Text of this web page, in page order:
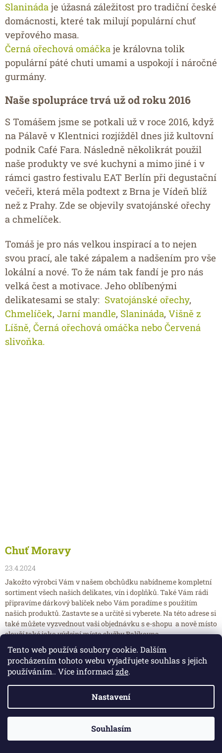
Tento web používá soubory cookie. Dalším
procházením tohoto webu vyjadřujete souhlas s jejich
používáním.. Více informacízde.
Nastavení
Souhlasím
Slanináda je úžasná záležitost pro tradiční české
domácnosti, které tak milují populární chuť
vepřového masa.
Černá ořechová omáčka je královna tolik
populární páté chuti umami a uspokojí i náročné
gurmány.
Naše spolupráce trvá už od roku 2016
S Tomášem jsme se potkali už v roce 2016, když
na Pálavě v Klentnici rozjížděl dnes již kultovní
podnik Café Fara. Následně několikrát použil
naše produkty ve své kuchyni a mimo jiné i v
rámci gastro festivalu EAT Berlín při degustační
večeři, která měla podtext z Brna je Vídeň blíž
než z Prahy. Zde se objevily svatojánské ořechy
a chmelíček.
Tomáš je pro nás velkou inspirací a to nejen
svou prací, ale také zápalem a nadšením pro vše
lokální a nové. To že nám tak fandí je pro nás
velká čest a motivace. Jeho oblíbenými
delikatesami se staly: Svatojánské ořechy,
Chmelíček, Jarní mandle, Slanináda, Višně z
Líšně, Černá ořechová omáčka nebo Červená
slivoňka.
Chuť Moravy
23.4.2024
Jakožto výrobci Vám v našem obchůdku nabídneme kompletní
sortiment všech našich delikates, vín i doplňků. Také Vám rádi
připravíme dárkový balíček nebo Vám poradíme s použitím
našich produktů. Zastavte se a určitě si vyberete. Na této adrese si
také můžete vyzvednout vaši objednávku s e-shopu a nově místo
slouží také jako výdejní místo služby Balíkovna.
Bohunická 493/81, areál Drutěva
Brno - Horní Heršpice, 619 00
web| facebook| instagram